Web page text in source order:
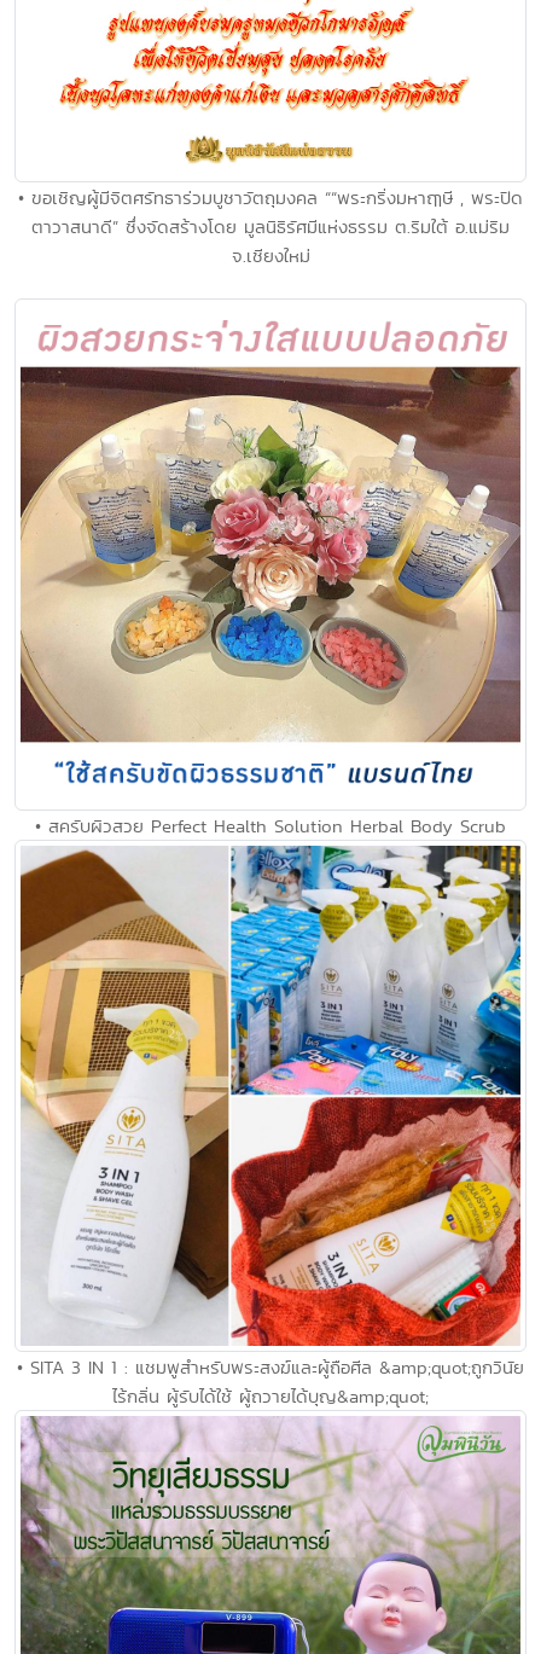
• ขอเชิญผู้มีจิตศรัทธาร่วมบูชาวัตถุมงคล ““พระกริ่งมหาฤๅษี , พระปิด
ตาวาสนาดี” ซึ่งจัดสร้างโดย มูลนิธิรัศมีแห่งธรรม ต.ริมใต้ อ.แม่ริม
จ.เชียงใหม่
• สครับผิวสวย Perfect Health Solution Herbal Body Scrub
• SITA 3 IN 1 : แชมพูสำหรับพระสงฆ์และผู้ถือศีล &amp;quot;ถูกวินัย
ไร้กลิ่น ผู้รับได้ใช้ ผู้ถวายได้บุญ&amp;quot;